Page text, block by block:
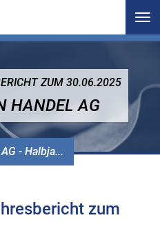
- Halbja...
ZUM 30.06.2025
HANDEL AG
zum